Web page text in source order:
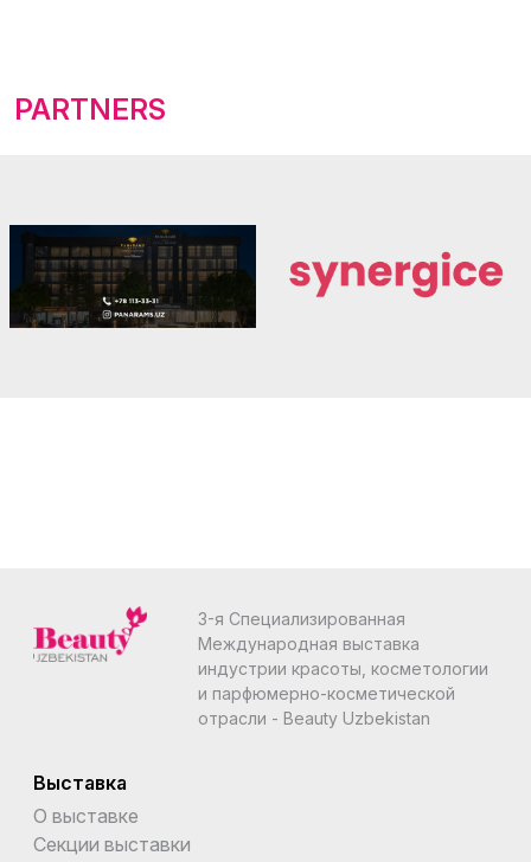
PARTNERS
3-я Специализированная
Международная выставка
индустрии красоты, косметологии
и парфюмерно-косметической
отрасли - Beauty Uzbekistan
Выставка
О выставке
Секции выставки